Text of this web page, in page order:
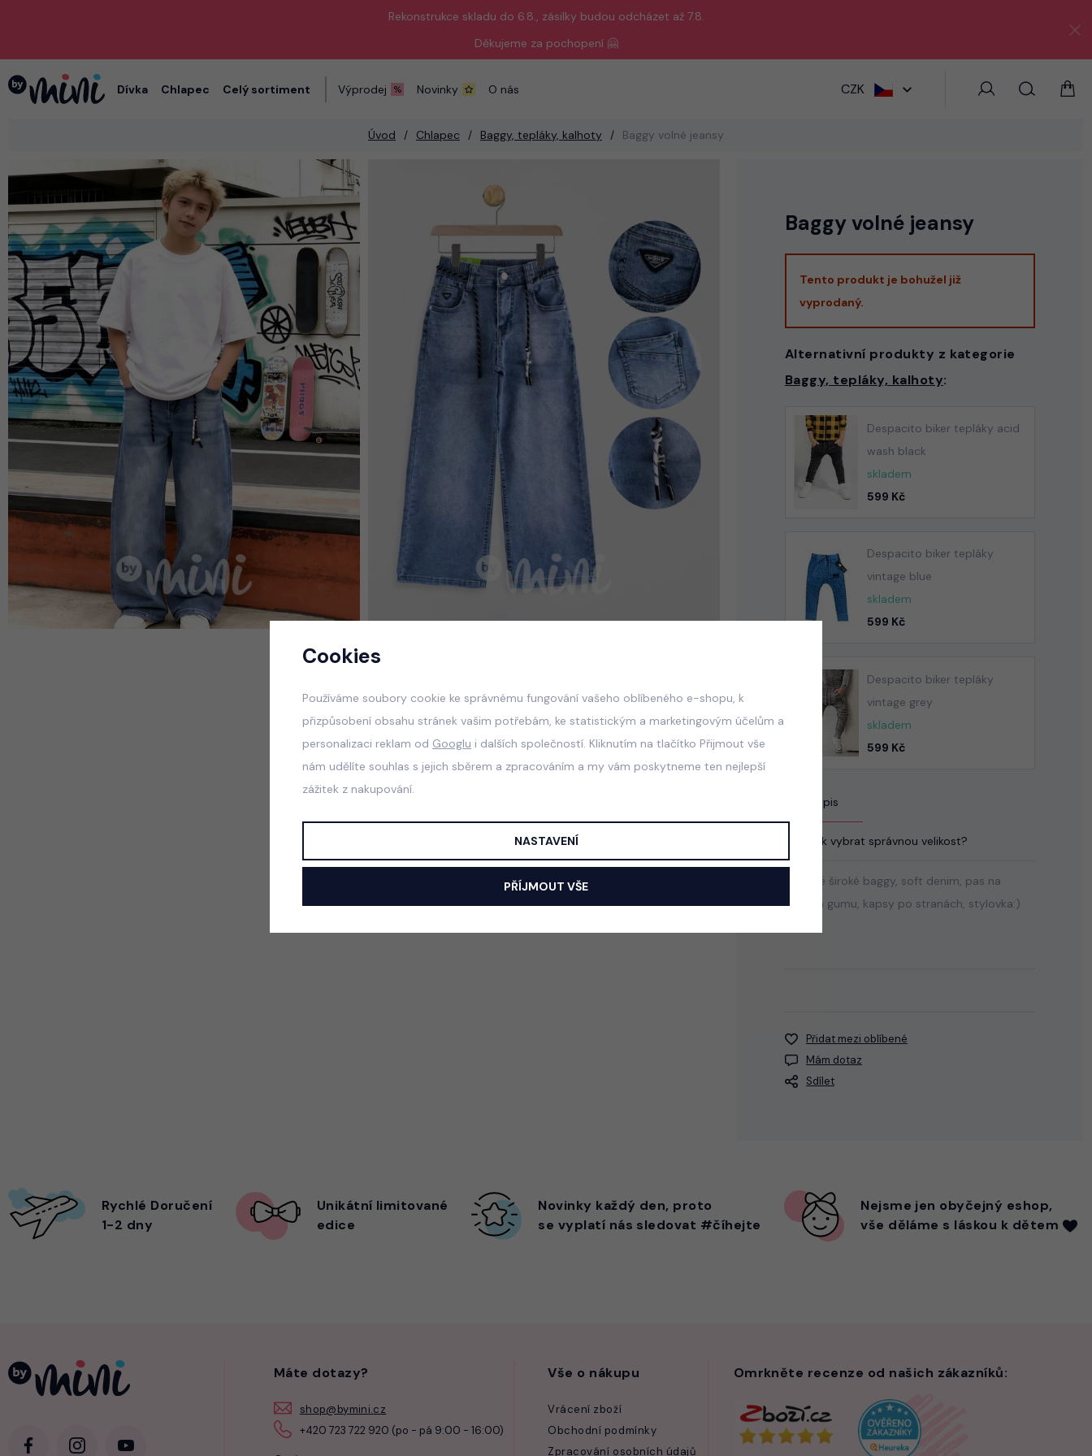
Rekonstrukce skladu do 6.8., zásilky budou odcházet až 7.8.
Děkujeme za pochopení 🤗
Dívka Chlapec Celý sortiment Výprodej Novinky O nás CZK
Úvod Chlapec Baggy, tepláky, kalhoty Baggy volné jeansy
Baggy volné jeansy
Tento produkt je bohužel již
vyprodaný.
Alternativní produkty z kategorie
Baggy, tepláky, kalhoty:
Despacito biker tepláky acid
wash black
skladem
599 Kč
Despacito biker tepláky
vintage blue
skladem
599 Kč
Despacito biker tepláky
vintage grey
skladem
599 Kč
Popis
Jak vybrat správnou velikost?
Stylové široké baggy, soft denim, pas na
stretch gumu, kapsy po stranách, stylovka:)
Přidat mezi oblíbené
Mám dotaz
Sdílet
Rychlé Doručení
1-2 dny
Unikátní limitované
edice
Novinky každý den, proto
se vyplatí nás sledovat #číhejte
Nejsme jen obyčejný eshop,
vše děláme s láskou k dětem
Máte dotazy?
shop@bymini.cz
+420 723 722 920 (po - pá 9:00 - 16:00)
Vše o nákupu
Vrácení zboží
Obchodní podmínky
Zpracování osobních údajů
Omrkněte recenze od našich zákazníků:
Cookies
Používáme soubory cookie ke správnému fungování vašeho oblíbeného e-shopu, k
přizpůsobení obsahu stránek vašim potřebám, ke statistickým a marketingovým účelům a
personalizaci reklam od Googlu i dalších společností. Kliknutím na tlačítko Přijmout vše
nám udělíte souhlas s jejich sběrem a zpracováním a my vám poskytneme ten nejlepší
zážitek z nakupování.
NASTAVENÍ
PŘÍJMOUT VŠE